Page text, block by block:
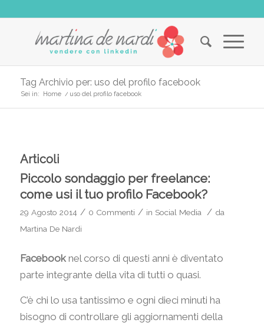
Tag Archivio per: uso del profilo facebook
Sei in: Home / uso del profilo facebook
Articoli
Piccolo sondaggio per freelance:
come usi il tuo profilo Facebook?
29 Agosto 2014 / 0 Commenti / in Social Media / da
Martina De Nardi
Facebooknel corso di questi anni è diventato
parte integrante della vita di tutti o quasi.
C’è chi lo usa tantissimo e ogni dieci minuti ha
bisogno di controllare gli aggiornamenti della